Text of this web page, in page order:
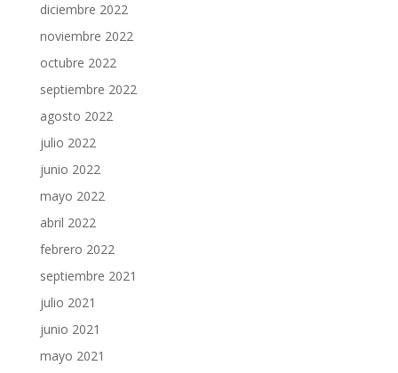
diciembre 2022
noviembre 2022
octubre 2022
septiembre 2022
agosto 2022
julio 2022
junio 2022
mayo 2022
abril 2022
febrero 2022
septiembre 2021
julio 2021
junio 2021
mayo 2021